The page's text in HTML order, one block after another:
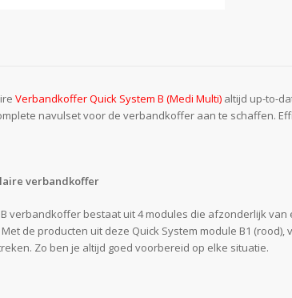
Verbandkoffer Quick System B (Medi Multi) altijd up-to-
navulset voor de verbandkoffer aan te schaffen.
verbandkoffer
verbandkoffer bestaat uit 4 modules die afzonderlijk
de producten uit deze Quick System module B1
Zo ben je altijd goed voorbereid op elke situatie.